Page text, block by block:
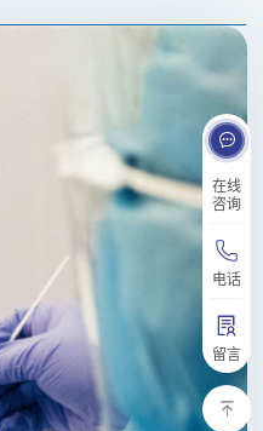
在线
咨询
电话
留言